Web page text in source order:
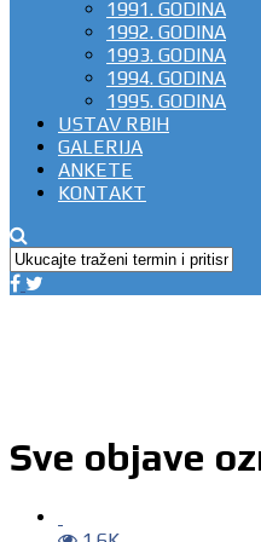
1991. GODINA
1992. GODINA
1993. GODINA
1994. GODINA
1995. GODINA
USTAV RBIH
GALERIJA
ANKETE
KONTAKT
Sve objave